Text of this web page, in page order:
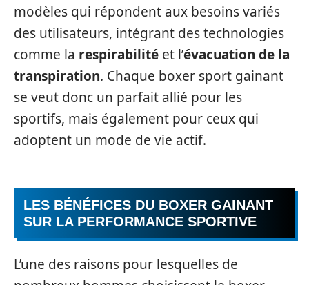
modèles qui répondent aux besoins variés
des utilisateurs, intégrant des technologies
comme la respirabilité et l’évacuation de la
transpiration. Chaque boxer sport gainant
se veut donc un parfait allié pour les
sportifs, mais également pour ceux qui
adoptent un mode de vie actif.
LES BÉNÉFICES DU BOXER GAINANT
SUR LA PERFORMANCE SPORTIVE
L’une des raisons pour lesquelles de